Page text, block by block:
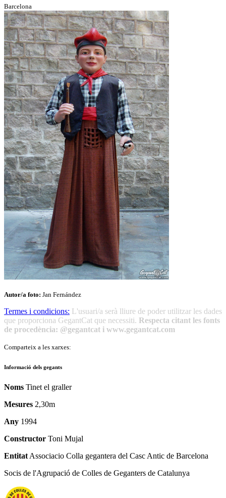
Barcelona
Autor/a foto: Jan Fernández
Termes i condicions: L'usuari/a serà lliure de poder utilitzar les dades
que proporciona GegantCat que necessiti. Respecta citant les fonts
de procedència: @gegantcat i www.gegantcat.com
Comparteix a les xarxes:
Informació dels gegants
Noms Tinet el graller
Mesures 2,30m
Any 1994
Constructor Toni Mujal
Entitat Associacio Colla gegantera del Casc Antic de Barcelona
Socis de l'Agrupació de Colles de Geganters de Catalunya